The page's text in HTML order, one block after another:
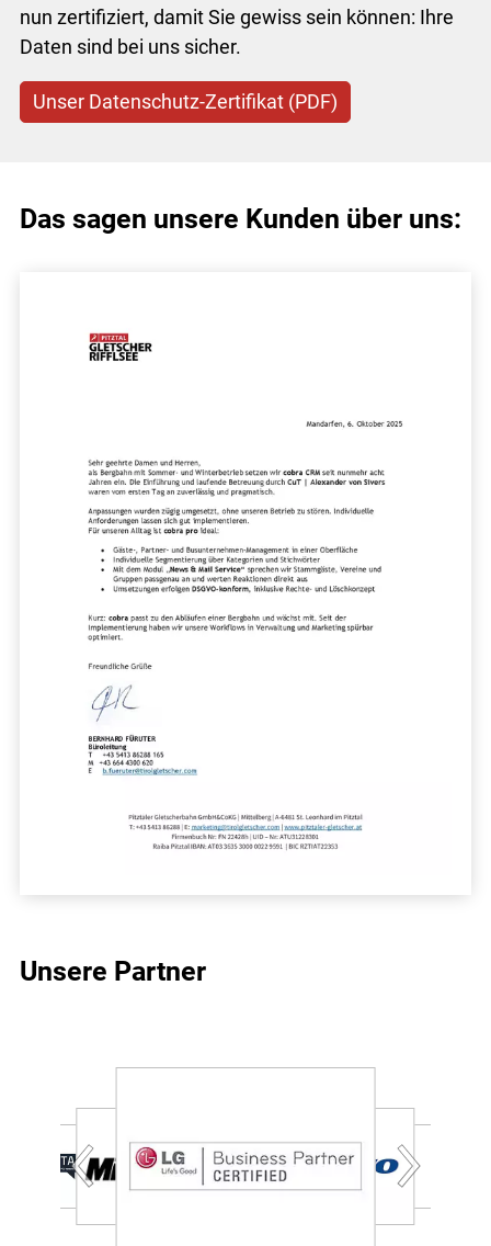
nun zertifiziert, damit Sie gewiss sein können: Ihre
Daten sind bei uns sicher.
Unser Datenschutz-Zertifikat (PDF)
Das sagen unsere Kunden über uns:
Unsere Partner